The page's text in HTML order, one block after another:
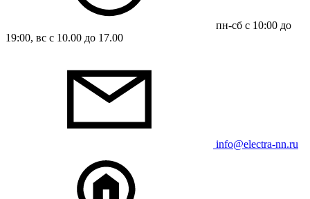
пн-сб с 10:00 до
19:00, вс с 10.00 до 17.00
info@electra-nn.ru